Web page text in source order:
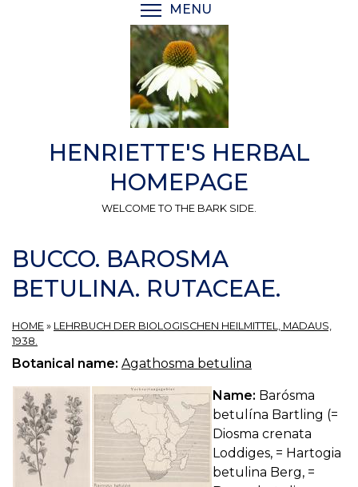
MENU
HENRIETTE'S HERBAL
HOMEPAGE
WELCOME TO THE BARK SIDE.
BUCCO. BAROSMA
BETULINA. RUTACEAE.
HOME » LEHRBUCH DER BIOLOGISCHEN HEILMITTEL, MADAUS,
1938.
Botanical name: Agathosma betulina
Name: Barósma
betulína Bartling (=
Diosma crenata
Loddiges, = Hartogia
betulina Berg, =